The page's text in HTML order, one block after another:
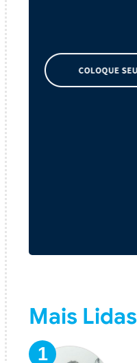
Mais Lidas